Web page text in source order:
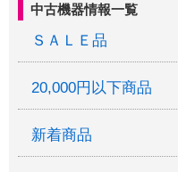
中古機器情報一覧
ＳＡＬＥ品
20,000円以下商品
新着商品